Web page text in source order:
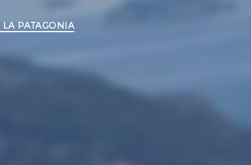
PATAGONIA